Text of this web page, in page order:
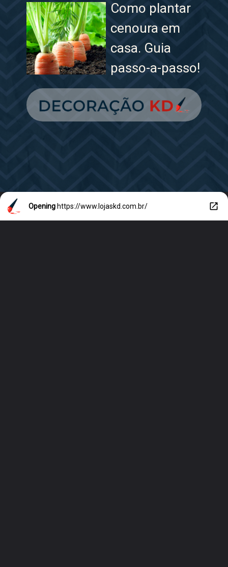
Como plantar
cenoura em
casa. Guia
passo-a-passo!
Opening https://www.lojaskd.com.br/